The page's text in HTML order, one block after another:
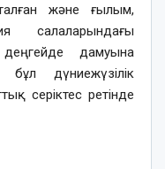
және ғылым,
салаларындағы
дамуына
бұл дүниежүзілік
серіктес ретінде